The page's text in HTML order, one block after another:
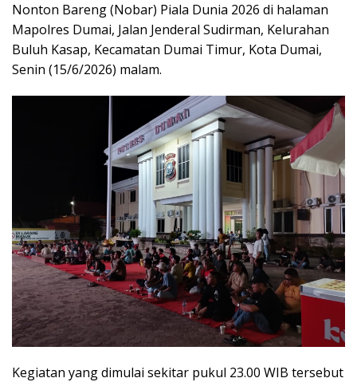
Nonton Bareng (Nobar) Piala Dunia 2026 di halaman
Mapolres Dumai, Jalan Jenderal Sudirman, Kelurahan
Buluh Kasap, Kecamatan Dumai Timur, Kota Dumai,
Senin (15/6/2026) malam.
Kegiatan yang dimulai sekitar pukul 23.00 WIB tersebut